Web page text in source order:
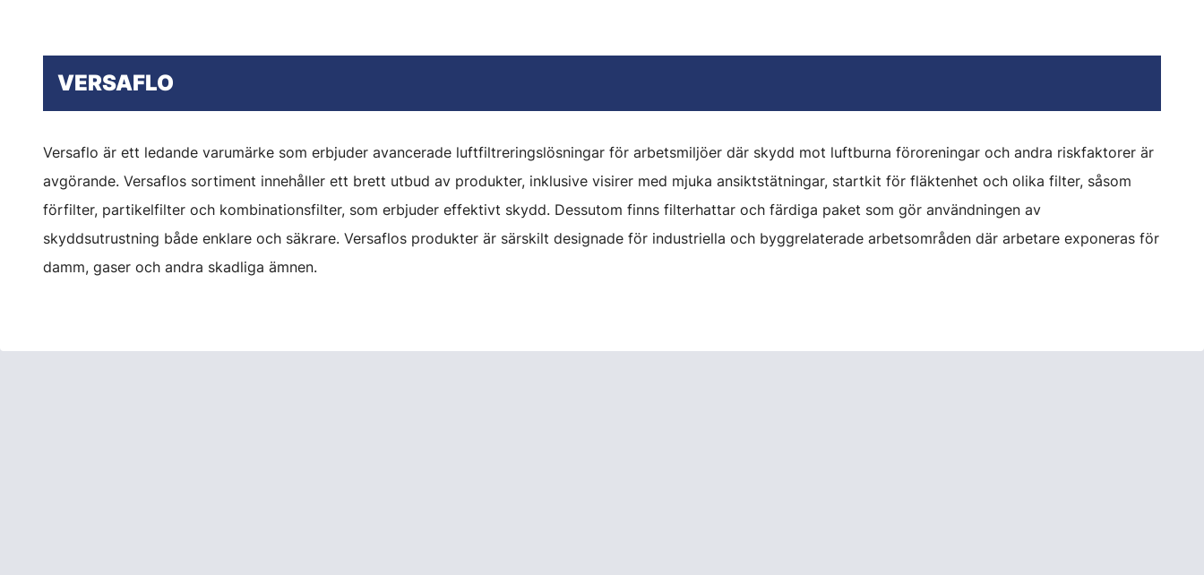
VERSAFLO
Versaflo är ett ledande varumärke som erbjuder avancerade luftfiltreringslösningar för arbetsmiljöer där skydd mot luftburna föroreningar och andra riskfaktorer är
avgörande. Versaflos sortiment innehåller ett brett utbud av produkter, inklusive visirer med mjuka ansiktstätningar, startkit för fläktenhet och olika filter, såsom
förfilter, partikelfilter och kombinationsfilter, som erbjuder effektivt skydd. Dessutom finns filterhattar och färdiga paket som gör användningen av
skyddsutrustning både enklare och säkrare. Versaflos produkter är särskilt designade för industriella och byggrelaterade arbetsområden där arbetare exponeras för
damm, gaser och andra skadliga ämnen.